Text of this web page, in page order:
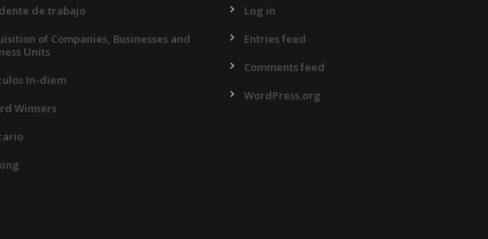
de trabajo
of Companies, Businesses and
Units
In-diem
Winners
Log in
Entries feed
Comments feed
WordPress.org